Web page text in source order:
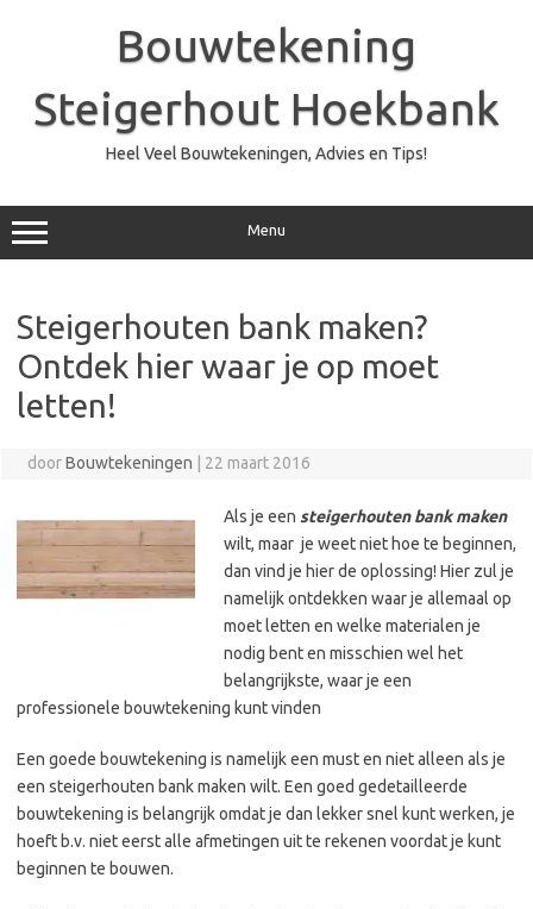
Bouwtekening
Steigerhout Hoekbank
Heel Veel Bouwtekeningen, Advies en Tips!
Menu
Steigerhouten bank maken?
Ontdek hier waar je op moet
letten!
doorBouwtekeningen 22 maart 2016
Als je een steigerhouten bank maken
wilt, maar je weet niet hoe te beginnen,
dan vind je hier de oplossing! Hier zul je
namelijk ontdekken waar je allemaal op
moet letten en welke materialen je
nodig bent en misschien wel het
belangrijkste, waar je een
professionele bouwtekening kunt vinden
Een goede bouwtekening is namelijk een must en niet alleen als je
een steigerhouten bank maken wilt. Een goed gedetailleerde
bouwtekening is belangrijk omdat je dan lekker snel kunt werken, je
hoeft b.v. niet eerst alle afmetingen uit te rekenen voordat je kunt
beginnen te bouwen.